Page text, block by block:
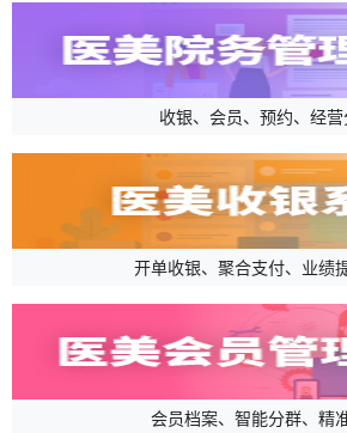
收银、会员、预约、经
开单收银、聚合支付、业绩
会员档案、智能分群、精